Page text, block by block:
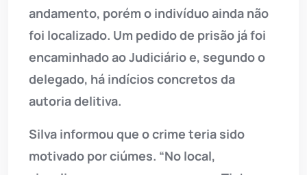
andamento, porém o indivíduo ainda não
foi localizado. Um pedido de prisão já foi
encaminhado ao Judiciário e, segundo o
delegado, há indícios concretos da
autoria delitiva.
Silva informou que o crime teria sido
motivado por ciúmes. “No local,